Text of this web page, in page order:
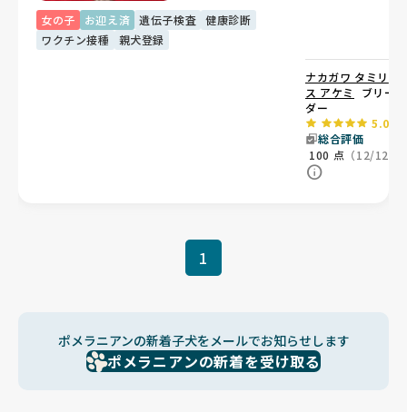
女の子 お迎え済 遺伝子検査
健康診断
ワクチン接種
親犬登録
ナカガワ タミリ
ス アケミ
ブリー
ダー
5.0
総合評価
100 点 （12/12）
1
ポメラニアンの新着子犬をメールでお知らせします
ポメラニアンの新着を受け取る